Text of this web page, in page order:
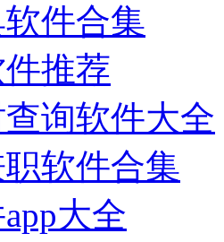
件合集
推荐
询软件大全
软件合集
大全